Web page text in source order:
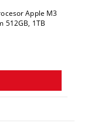
Apple M3
512GB, 1TB